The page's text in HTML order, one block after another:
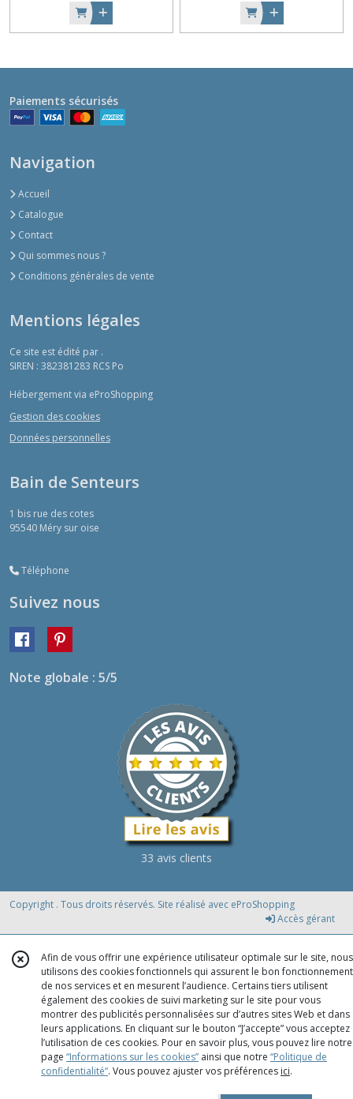
Paiements sécurisés
Navigation
Accueil
Catalogue
Contact
Qui sommes nous ?
Conditions générales de vente
Mentions légales
Ce site est édité par .
SIREN : 382381283 RCS Po
Hébergement via eProShopping
Gestion des cookies
Données personnelles
Bain de Senteurs
1 bis rue des cotes
95540 Méry sur oise
Téléphone
Suivez nous
Note globale : 5/5
33 avis clients
Copyright . Tous droits réservés. Site réalisé avec eProShopping
Accès gérant
Afin de vous offrir une expérience utilisateur optimale sur le site, nous
utilisons des cookies fonctionnels qui assurent le bon fonctionnement
de nos services et en mesurent l’audience. Certains tiers utilisent
également des cookies de suivi marketing sur le site pour vous
montrer des publicités personnalisées sur d’autres sites Web et dans
leurs applications. En cliquant sur le bouton “J’accepte” vous acceptez
l’utilisation de ces cookies. Pour en savoir plus, vous pouvez lire notre
page “Informations sur les cookies” ainsi que notre “Politique de
confidentialité“. Vous pouvez ajuster vos préférences ici.